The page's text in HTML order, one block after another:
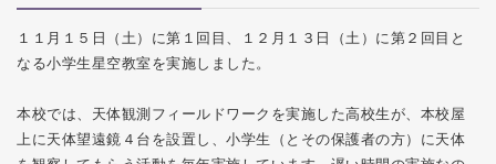
１１月１５日（土）に第１回目、１２月１３日（土）に第２回目と
なる小学生星空教室を実施しました。
本校では、天体観測フィールドワークを実施した高校生が、本校屋
上に天体望遠鏡４台を設置し、小学生（とその保護者の方）に天体